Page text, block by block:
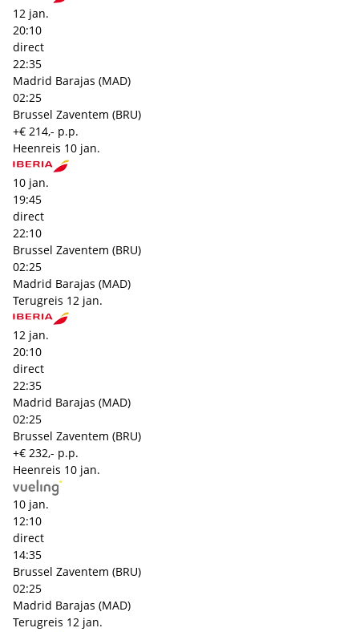
12 jan.
20:10
direct
22:35
Madrid Barajas (MAD)
02:25
Brussel Zaventem (BRU)
+€ 214,- p.p.
Heenreis 10 jan.
10 jan.
19:45
direct
22:10
Brussel Zaventem (BRU)
02:25
Madrid Barajas (MAD)
Terugreis 12 jan.
12 jan.
20:10
direct
22:35
Madrid Barajas (MAD)
02:25
Brussel Zaventem (BRU)
+€ 232,- p.p.
Heenreis 10 jan.
10 jan.
12:10
direct
14:35
Brussel Zaventem (BRU)
02:25
Madrid Barajas (MAD)
Terugreis 12 jan.